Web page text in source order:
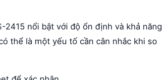
nổi bật với độ ổn định và khả năng
thể là một yếu tố cần cân nhắc khi so